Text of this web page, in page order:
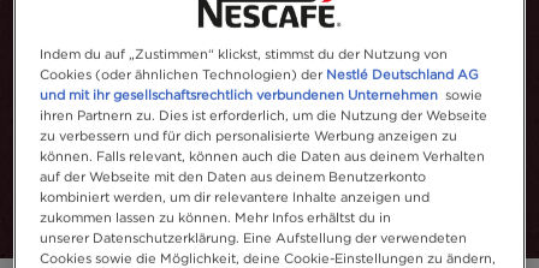
Indem du auf „Zustimmen“ klickst, stimmst du der Nutzung von
Cookies (oder ähnlichen Technologien) der Nestlé Deutschland AG
und mit ihr gesellschaftsrechtlich verbundenen Unternehmen sowie
ihren Partnern zu. Dies ist erforderlich, um die Nutzung der Webseite
zu verbessern und für dich personalisierte Werbung anzeigen zu
können. Falls relevant, können auch die Daten aus deinem Verhalten
auf der Webseite mit den Daten aus deinem Benutzerkonto
kombiniert werden, um dir relevantere Inhalte anzeigen und
zukommen lassen zu können. Mehr Infos erhältst du in
unserer Datenschutzerklärung. Eine Aufstellung der verwendeten
Cookies sowie die Möglichkeit, deine Cookie-Einstellungen zu ändern,